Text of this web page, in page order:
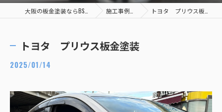
施工事例一覧 トヨタ プリウス板金塗装
トヨタ プリウス板金塗装
2025/01/14